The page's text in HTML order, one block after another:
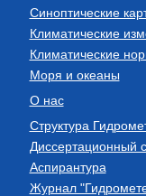
Синоптические
Климатические
Климатические
Моря и океаны
О нас
Структура
Диссертационный
Аспирантура
Журнал